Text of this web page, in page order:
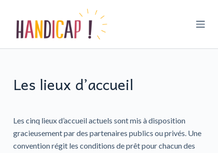
s
o
n
Les lieux d’accueil
Les cinq lieux d’accueil actuels sont mis à disposition
gracieusement par des partenaires publics ou privés. Une
convention régit les conditions de prêt pour chacun des